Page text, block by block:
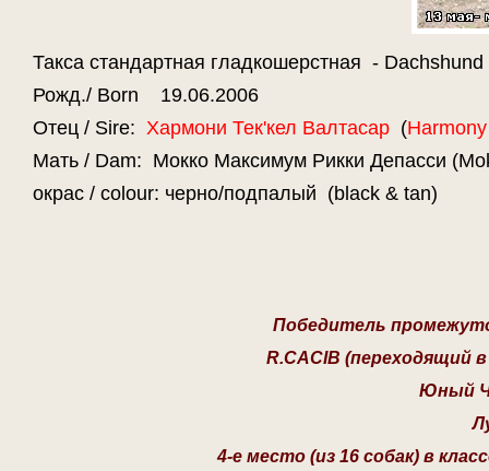
Такса стандартная гладкошерстная -
Рожд./ Born 19.06.2006
Отец / Sire: Хармони Тек'кел Валтасар (
Мать / Dam: Мокко Максимум Рикки Депасси
окрас / colour: черно/подпалый (black & tan)
Победитель
R.CACIB (переходящий
Юный
4-е место (из 16 собак) в